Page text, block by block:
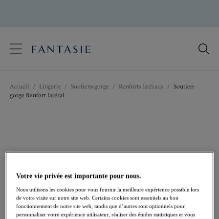
Langue
Accueil / Lingerie / Soutiens-gorge / Renforts latéraux /
Soutien-
gorge Renfort latéral
Votre vie privée est importante pour nous.
Nous utilisons les cookies pour vous fournir la meilleure expérience possible lors
de votre visite sur notre site web. Certains cookies sont essentiels au bon
fonctionnement de notre site web, tandis que d’autres sont optionnels pour
personnaliser votre expérience utilisateur, réaliser des études statistiques et vous